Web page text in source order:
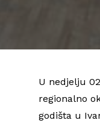
U nedjelju
regionalno
godišta u